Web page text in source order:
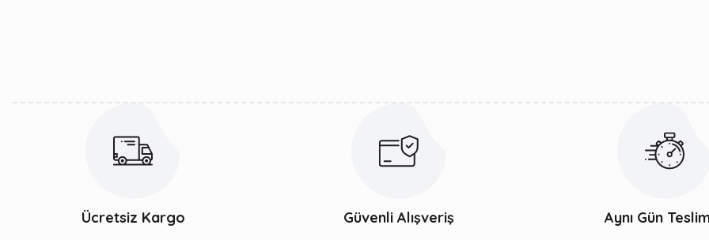
Ücretsiz Kargo Güvenli Alışveriş Aynı Gün